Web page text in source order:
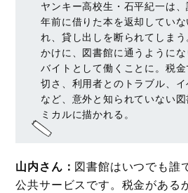
ヤンキー高校生・石平紀一は
年前に借りた本を返却してい
れ、貸し出しを断られてしま
かけに、図書館に通うように
バイトとして働くことに。税
切さ、利用者とのトラブル、
など、意外と知られていない
ミカルに描かれる。
山内さん： 図書館はいつでも誰
公共サービスです。税金がある